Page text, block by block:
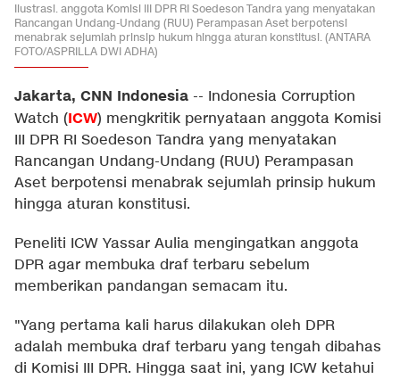
Ilustrasi. anggota Komisi III DPR RI Soedeson Tandra yang menyatakan
Rancangan Undang-Undang (RUU) Perampasan Aset berpotensi
menabrak sejumlah prinsip hukum hingga aturan konstitusi. (ANTARA
FOTO/ASPRILLA DWI ADHA)
Jakarta, CNN Indonesia -- Indonesia Corruption
Watch (ICW) mengkritik pernyataan anggota Komisi
III DPR RI Soedeson Tandra yang menyatakan
Rancangan Undang-Undang (RUU) Perampasan
Aset berpotensi menabrak sejumlah prinsip hukum
hingga aturan konstitusi.
Peneliti ICW Yassar Aulia mengingatkan anggota
DPR agar membuka draf terbaru sebelum
memberikan pandangan semacam itu.
"Yang pertama kali harus dilakukan oleh DPR
adalah membuka draf terbaru yang tengah dibahas
di Komisi III DPR. Hingga saat ini, yang ICW ketahui